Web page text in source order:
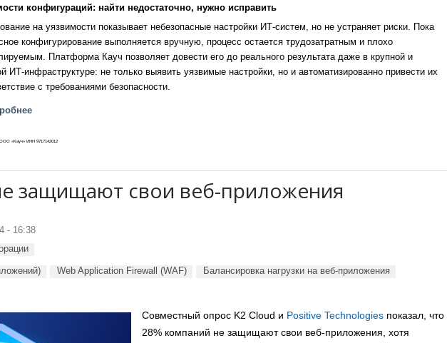
конфигураций: найти недостаточно, нужно исправить
на уязвимости показывает небезопасные настройки ИТ-систем, но не устраняет риски. Пока
конфигурирование выполняется вручную, процесс остается трудозатратным и плохо
Платформа Кауч позволяет довести его до реального результата даже в крупной и
ИТ-инфраструктуре: не только выявить уязвимые настройки, но и автоматизированно привести их
с требованиями безопасности.
«Кауч» ИНН 9717142012
защищают свои веб-приложения
- 16:38
Web Application Firewall (WAF) Балансировка нагрузки на веб-приложения
Совместный опрос K2 Cloud и Positive Technologies показал, что
28% компаний не защищают свои веб-приложения, хотя